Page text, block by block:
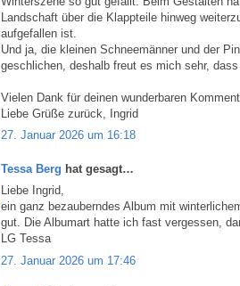
Landschaft über die Klappteile hinweg
aufgefallen ist.
Und ja, die kleinen Schneemänner und der
geschlichen, deshalb freut es mich sehr,
Vielen Dank für deinen wunderbaren
Liebe Grüße zurück, Ingrid
27. Januar 2026 um 16:18
Tessa Berg hat gesagt…
Liebe Ingrid,
ein ganz bezauberndes Album mit
gut. Die Albumart hatte ich fast vergessen,
LG Tessa
27. Januar 2026 um 17:46